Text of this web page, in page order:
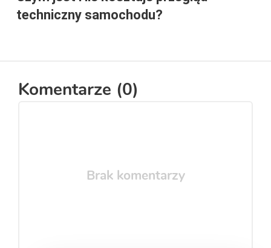
techniczny samochodu?
Komentarze (0)
Brak komentarzy